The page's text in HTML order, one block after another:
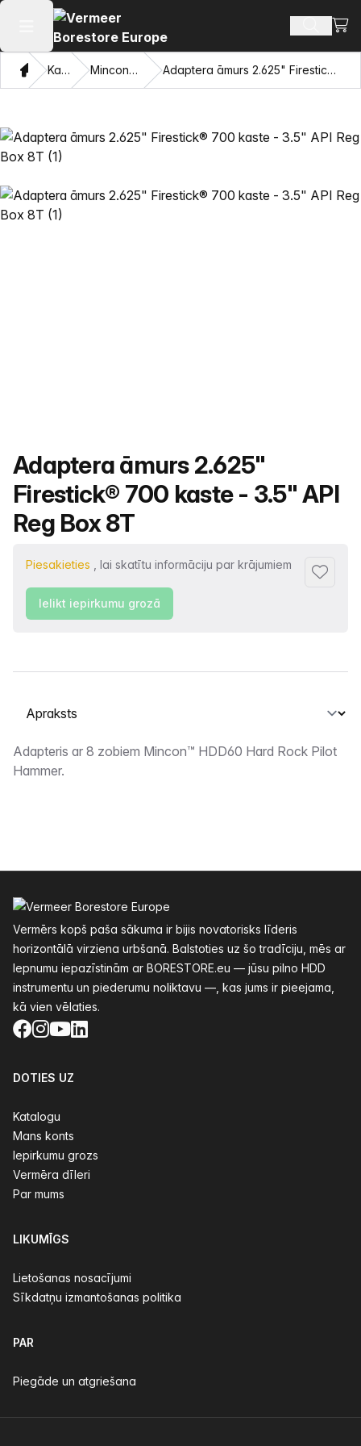
Atvērt galveno izvēlni Meklēt
MājasKatalogu Mincon™ HDD āmuri Adaptera āmurs 2.625" Firestick® 700 kaste - 3.5" API Reg Box 8T
Produkta nosaukums
Adaptera āmurs 2.625"
Firestick® 700 kaste - 3.5" API
Reg Box 8T
Piesakieties , lai skatītu informāciju par krājumiem
Ielikt iepirkumu grozā
Atlasiet cilni
Apraksts
Adapteris ar 8 zobiem Mincon™ HDD60 Hard Rock Pilot
Hammer.
Vermērs kopš paša sākuma ir bijis novatorisks līderis
horizontālā virziena urbšanā. Balstoties uz šo tradīciju, mēs ar
lepnumu iepazīstinām ar BORESTORE.eu — jūsu pilno HDD
instrumentu un piederumu noliktavu —, kas jums ir pieejama,
kā vien vēlaties.
Facebook
Instagram
YouTube
LinkedIn
DOTIES UZ
Katalogu
Mans konts
Iepirkumu grozs
Vermēra dīleri
Par mums
LIKUMĪGS
Lietošanas nosacījumi
Sīkdatņu izmantošanas politika
PAR
Piegāde un atgriešana